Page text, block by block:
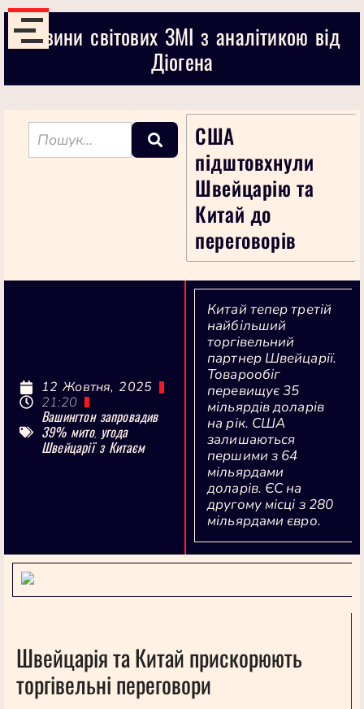
Новини світових ЗМІ з аналітикою від
Діогена
США
підштовхнули
Швейцарію та
Китай до
переговорів
Китай тепер третій
найбільший
торгівельний
партнер Швейцарії.
Товарообіг
перевищує 35
мільярдів доларів
на рік. США
залишаються
першими з 64
мільярдами
доларів. ЄС на
другому місці з 280
мільярдами євро.
12 Жовтня, 2025
21:20
Вашингтон запровадив
39% мито, угода
Швейцарії з Китаєм
Швейцарія та Китай прискорюють
торгівельні переговори